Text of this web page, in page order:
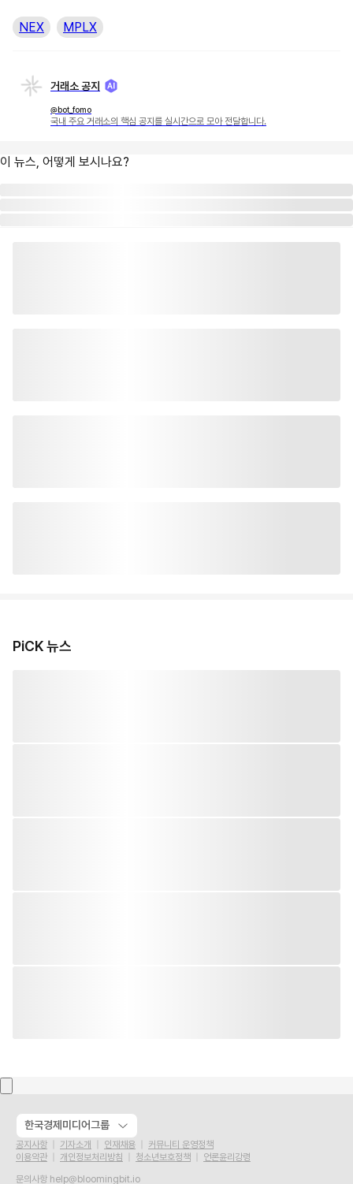
NEX MPLX
거래소 공지
@bot_fomo
국내 주요 거래소의 핵심 공지를 실시간으로 모아 전달합니다.
이 뉴스, 어떻게 보시나요?
PiCK 뉴스
한국경제미디어그룹
공지사항 기자소개 인재채용
커뮤니티 운영정책
이용약관
개인정보처리방침 청소년보호정책
언론윤리강령
문의사항 help@bloomingbit.io